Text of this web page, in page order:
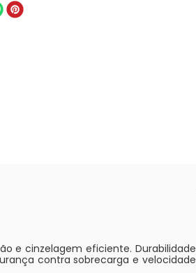
e cinzelagem eficiente. Durabilidade
contra sobrecarga e velocidade